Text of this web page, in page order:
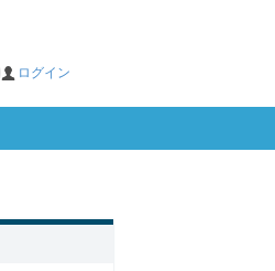
ログイン